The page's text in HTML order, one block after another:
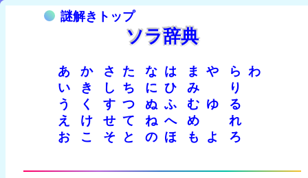
謎解きトップ
ソラ辞典
あ か さ た な は ま や ら わ
い
き し ち に ひ み
り
う
く す つ ぬ ふ む ゆ
る
え
け せ て ね へ め
れ
お
こ そ と の ほ も よ ろ